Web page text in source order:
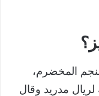
المخضرم،
لريال مدريد وقال